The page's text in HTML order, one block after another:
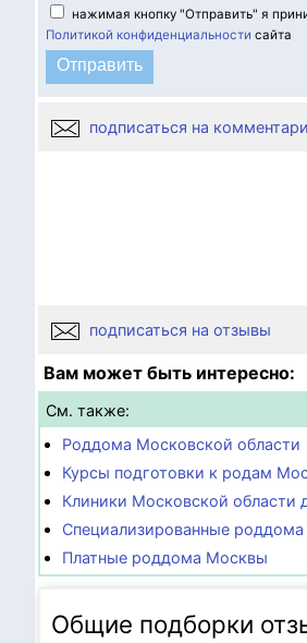
нажимая кнопку "Отправить" я
Политикой конфиденциальности сайта
подписаться на
подписаться на отзывы
Вам может быть интересно:
См. также:
Роддома Московской области
Курсы подготовки к родам
Клиники Московской области
Специализированные
Платные роддома Москвы
Общие подборки